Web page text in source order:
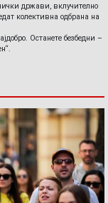
држави, вклучително
колективна одбрана на
Останете безбедни –